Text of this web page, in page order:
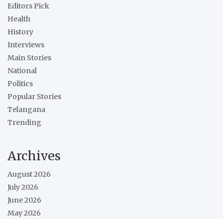
Editors Pick
Health
History
Interviews
Main Stories
National
Politics
Popular Stories
Telangana
Trending
Archives
August 2026
July 2026
June 2026
May 2026